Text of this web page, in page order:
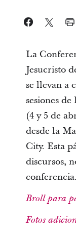
La
Jesucristo
se llevan a
sesiones
(4 y 5 de
desde la
City. Esta
discursos,
conferencia.
Broll para
Fotos